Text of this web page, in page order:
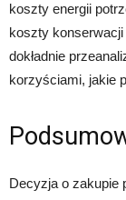
koszty energii
koszty
dokładnie
korzyściami, jakie
Decyzja o zakupie